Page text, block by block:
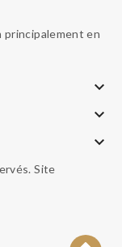
principalement en
keyboard_arrow_down
keyboard_arrow_down
keyboard_arrow_down
Site